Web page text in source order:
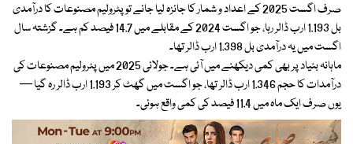
صرف اگست 2025 کے اعداد و شمار کا جائزہ لیا جائے تو پٹرولیم مصنوعات کا درآمدی
بل 1.193 ارب ڈالر رہا، جو اگست 2024 کے مقابلے میں 14.7 فیصد کم ہے۔ گزشتہ سال
اگست میں یہ درآمدی بل 1.398 ارب ڈالر تھا۔
ماہانہ بنیاد پر بھی کمی دیکھنے میں آئی ہے۔ جولائی 2025 میں پٹرولیم مصنوعات کی
درآمدات کا حجم 1.346 ارب ڈالر تھا، جو اگست میں گھٹ کر 1.193 ارب ڈالر رہ گیا —
یوں صرف ایک ماہ میں 11.4 فیصد کی کمی واقع ہوئی۔